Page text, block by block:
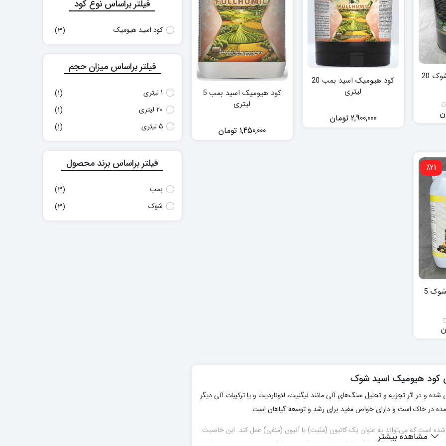
کود اسید هیومیک شوک 20
کود هیومیک اسید بمب 20
لیتری
2,900,000 تومان
کود هیومیک اسید بمب 5
لیتری
1,450,000 تومان
٪21
کود هیومیک اسید شوک 5
کود هیومیک اسید شوک
و در اثر تجزیه و تحلیل سنگ‌های آلی مانند لیگنیت، لئوناردیت و یا ترکیبات آلی دیگر
در خاک است و دارای خواص مفید برای رشد و توسعه گیاهان است.
است که می‌تواند به عنوان یک کاتیون (مثبت) یا آنیون (منفی) عمل کند. این خاصیت
مشاهده بیشتر
فیلتر براساس نوع کود
کود اسید هیومیک (3)
فیلتر براساس میزان حجم
1 لیتری
(1)
20 لیتری
(1)
5 لیتری
(1)
فیلتر براساس برند محصول
بمب
(3)
شوک
(3)